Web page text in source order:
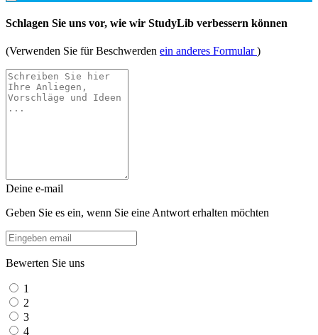
Schlagen Sie uns vor, wie wir StudyLib verbessern können
(Verwenden Sie für Beschwerden ein anderes Formular)
Deine e-mail
Geben Sie es ein, wenn Sie eine Antwort erhalten möchten
Bewerten Sie uns
1
2
3
4